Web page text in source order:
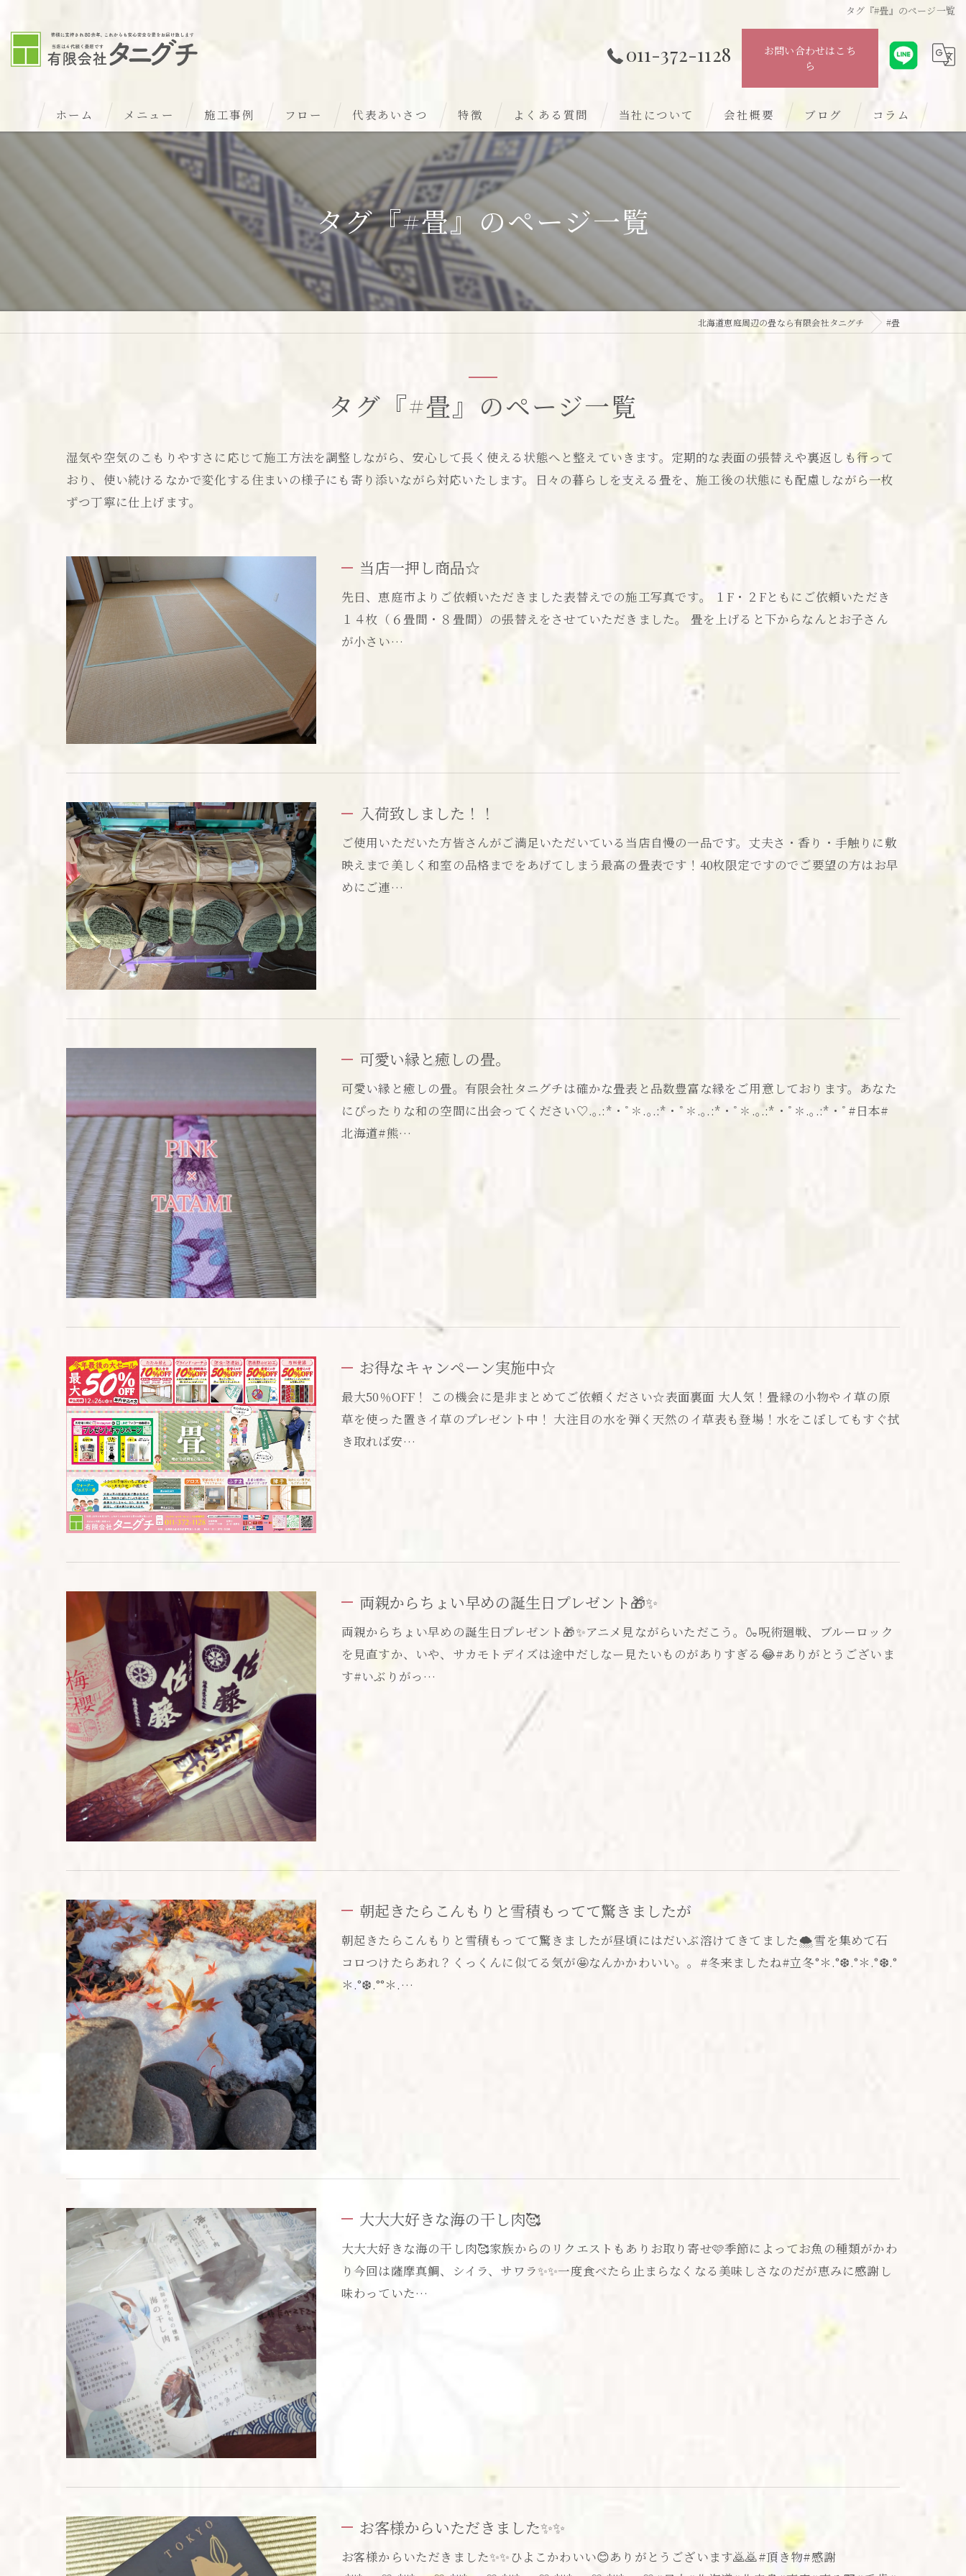
タグ『#畳』のページ一覧
011-372-1128
お問い合わせはこち
ら
ホーム メニュー 施工事例 フロー 代表あいさつ 特徴
新調
張替え
裏返し
カビ
リフォーム
交換
よくある質問 当社について
千歳の畳
江別の畳
会社概要 ブログ コラム
タグ『#畳』のページ一覧
北海道恵庭周辺の畳なら有限会社タニグチ #畳
タグ『#畳』のページ一覧
湿気や空気のこもりやすさに応じて施工方法を調整しながら、安心して長く使える状態へと整えていきます。定期的な表面の張替えや裏返しも行って
おり、使い続けるなかで変化する住まいの様子にも寄り添いながら対応いたします。日々の暮らしを支える畳を、施工後の状態にも配慮しながら一枚
ずつ丁寧に仕上げます。
当店一押し商品☆
先日、恵庭市よりご依頼いただきました表替えでの施工写真です。 １F・２Fともにご依頼いただき
１４枚（６畳間・８畳間）の張替えをさせていただきました。 畳を上げると下からなんとお子さん
が小さい…
入荷致しました！！
ご使用いただいた方皆さんがご満足いただいている当店自慢の一品です。丈夫さ・香り・手触りに敷
映えまで美しく和室の品格までをあげてしまう最高の畳表です！40枚限定ですのでご要望の方はお早
めにご連…
可愛い縁と癒しの畳。
可愛い縁と癒しの畳。有限会社タニグチは確かな畳表と品数豊富な縁をご用意しております。あなた
にぴったりな和の空間に出会ってください♡.｡.:*・ﾟ✽.｡.:*・ﾟ✽.｡.:*・ﾟ✽.｡.:*・ﾟ✽.｡.:*・ﾟ#日本#
北海道#熊…
お得なキャンペーン実施中☆
最大50％OFF！ この機会に是非まとめてご依頼ください☆表面裏面 大人気！畳縁の小物やイ草の原
草を使った置きイ草のプレゼント中！ 大注目の水を弾く天然のイ草表も登場！水をこぼしてもすぐ拭
き取れば安…
両親からちょい早めの誕生日プレゼント🎁✨
両親からちょい早めの誕生日プレゼント🎁✨アニメ見ながらいただこう。🍶呪術廻戦、ブルーロック
を見直すか、いや、サカモトデイズは途中だしなー見たいものがありすぎる😂#ありがとうございま
す#いぶりがっ…
朝起きたらこんもりと雪積もってて驚きましたが
朝起きたらこんもりと雪積もってて驚きましたが昼頃にはだいぶ溶けてきてました🌨️雪を集めて石
コロつけたらあれ？くっくんに似てる気が🤩なんかかわいい。。#冬来ましたね#立冬°＊.°❆.°＊.°❆.°
＊.°❆.°°＊.…
大大大好きな海の干し肉🥰
大大大好きな海の干し肉🥰家族からのリクエストもありお取り寄せ🩷季節によってお魚の種類がかわ
り今回は薩摩真鯛、シイラ、サワラ✨✨一度食べたら止まらなくなる美味しさなのだが恵みに感謝し
味わっていた…
お客様からいただきました✨✨
お客様からいただきました✨✨ひよこかわいい😊ありがとうございます🙇🙇#頂き物#感謝